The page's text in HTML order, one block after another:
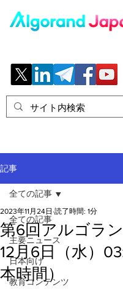
記事
全ての記事
主要ニュース
日本向け
教育コンテンツ
全ての記事
第6回アルゴラ
12月6日（水）
本時間）
2023年11月24日 読了時間: 1分